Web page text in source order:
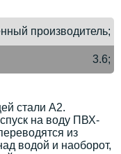
производитель;
3.6;
стали А2.
на воду ПВХ-
из
водой и наоборот,